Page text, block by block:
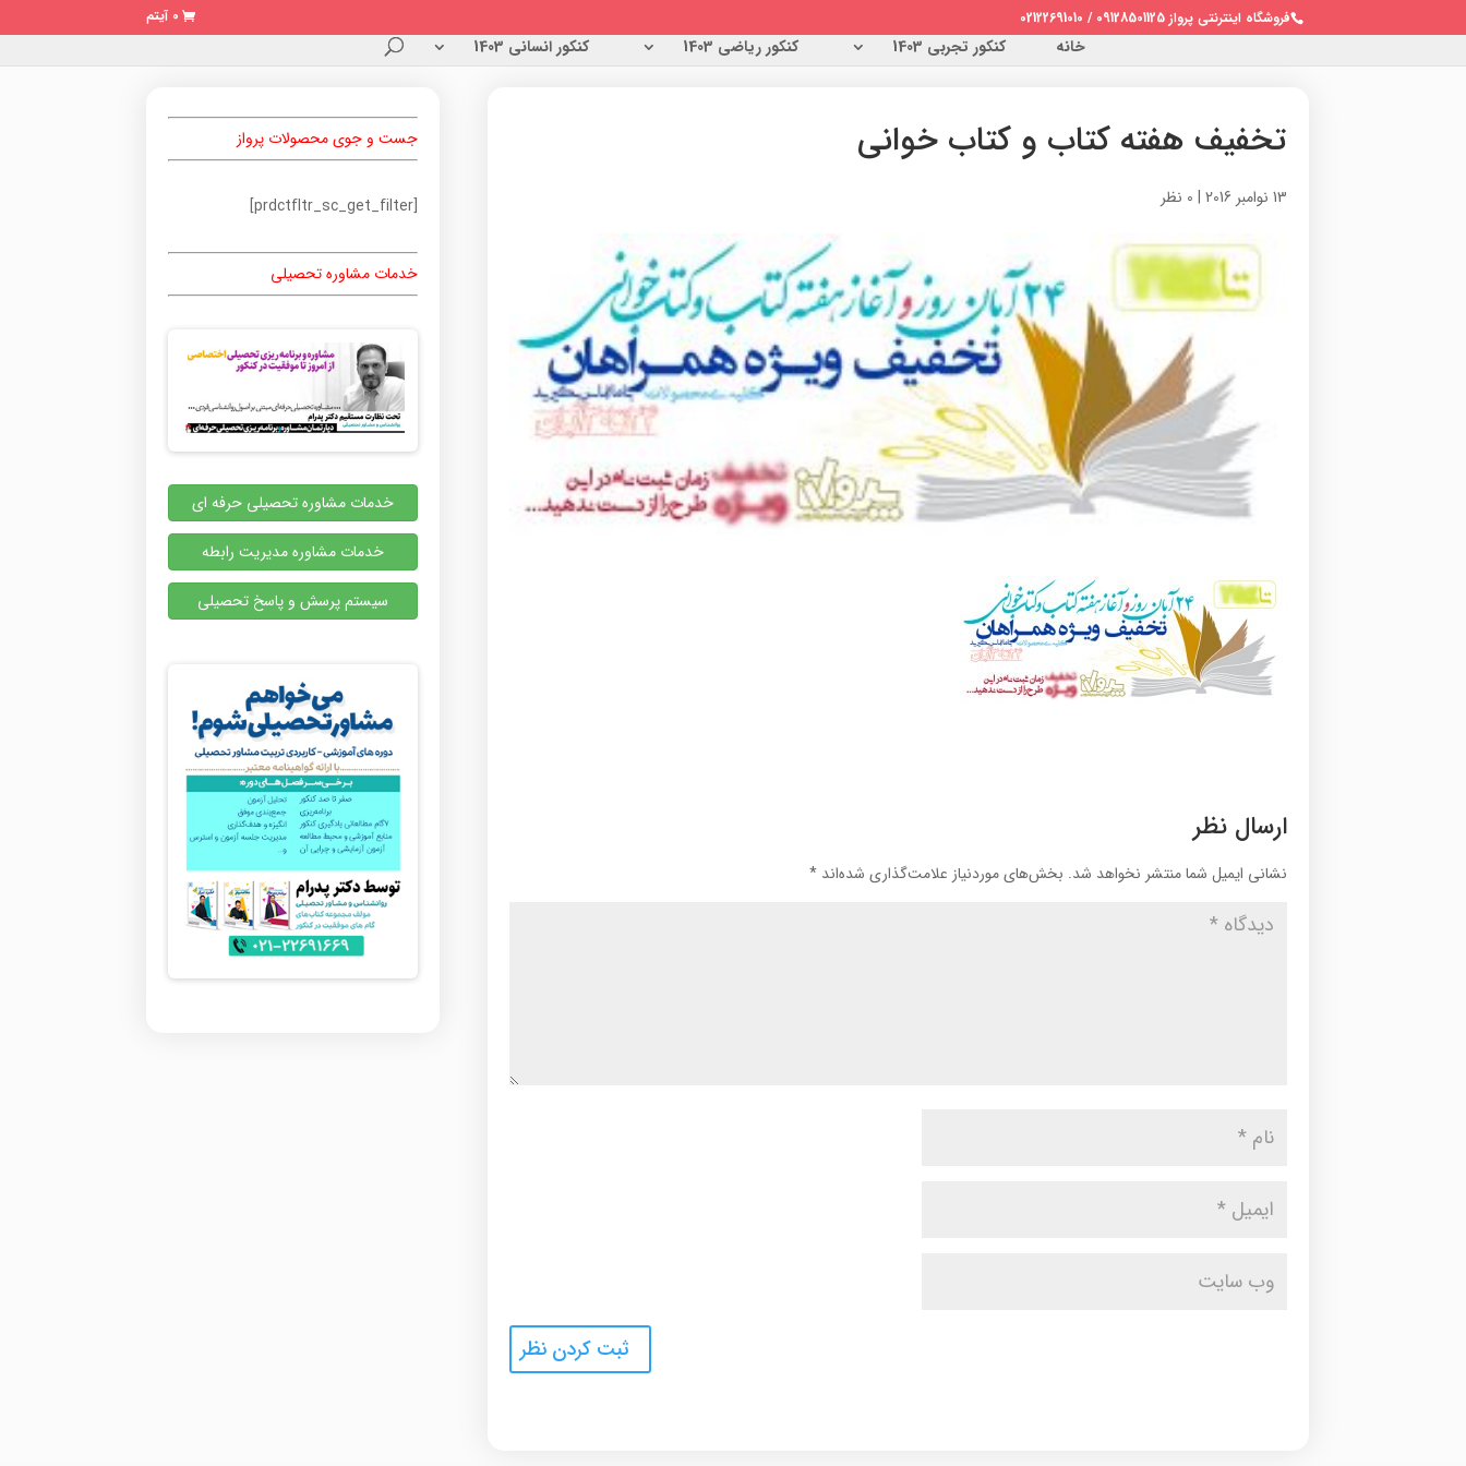
فروشگاه اینترنتی پرواز 09128501125 / 02122691010 0 آیتم
خانه کنکور تجربی 1403 کنکور ریاضی 1403 کنکور انسانی 1403
تخفیف هفته کتاب و کتاب خوانی
13 نوامبر 2016 | 0 نظر
ارسال نظر
نشانی ایمیل شما منتشر نخواهد شد. بخش‌های موردنیاز علامت‌گذاری شده‌اند*
جست و جوی محصولات پرواز
[prdctfltr_sc_get_filter]
خدمات مشاوره تحصیلی
خدمات مشاوره تحصیلی حرفه ای
خدمات مشاوره مدیریت رابطه
سیستم پرسش و پاسخ تحصیلی